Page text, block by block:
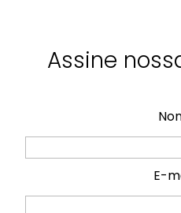
Assine
E-